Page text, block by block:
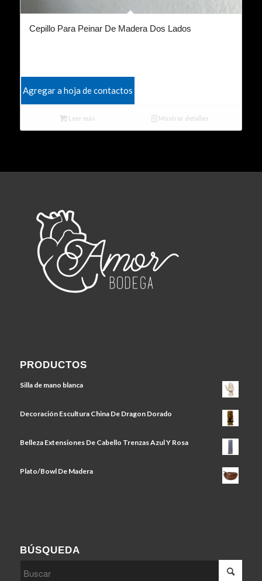
Cepillo Para Peinar De Madera Dos Lados
Agregar a hoja de contactos
Leer más Mostrar detalles
PRODUCTOS
Silla de mano blanca
Decoración Escultura China De Dragon Dorado
Belleza Extensiones De Cabello Trenzas Azul Y Rosa
Plato/Bowl De Madera
BÚSQUEDA